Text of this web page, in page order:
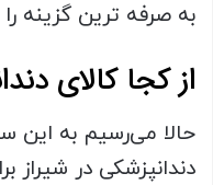
به صرفه ترین گزینه
از کجا کالای
حالا می‌رسیم به این
دندانپزشکی در شیراز